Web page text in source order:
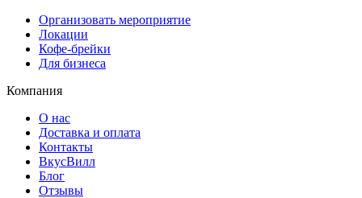
Организовать мероприятие
Локации
Кофе-брейки
Для бизнеса
Компания
О нас
Доставка и оплата
Контакты
ВкусВилл
Блог
Отзывы